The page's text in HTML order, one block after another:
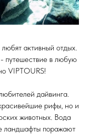
активный отдых.
путешествие в любую
VIPTOURS!
дайвинга.
рифы, но и
животных. Вода
ландшафты поражают